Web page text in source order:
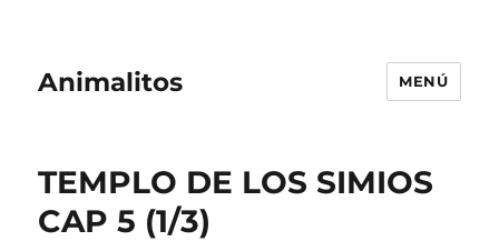
Animalitos MENÚ
TEMPLO DE LOS SIMIOS
CAP 5 (1/3)